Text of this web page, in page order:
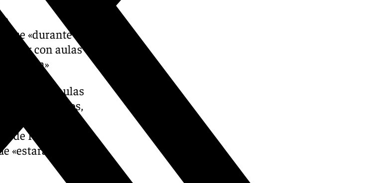
que «durante
con aulas
quitado aulas
y otros centros,
en
de Huércal de
«estará